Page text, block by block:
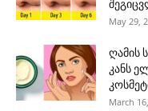
May 29,
ღამის
კანს
March